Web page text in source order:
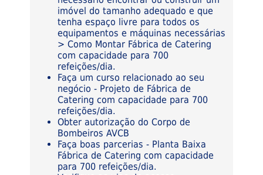
imóvel do tamanho adequado e que
tenha espaço livre para todos os
equipamentos e máquinas necessárias
> Como Montar Fábrica de Catering
com capacidade para 700
refeições/dia.
Faça um curso relacionado ao seu
negócio - Projeto de Fábrica de
Catering com capacidade para 700
refeições/dia.
Obter autorização do Corpo de
Bombeiros AVCB
Faça boas parcerias - Planta Baixa
Fábrica de Catering com capacidade
para 700 refeições/dia.